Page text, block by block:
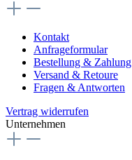
Kontakt
Anfrageformular
Bestellung & Zahlung
Versand & Retoure
Fragen & Antworten
Vertrag widerrufen
Unternehmen